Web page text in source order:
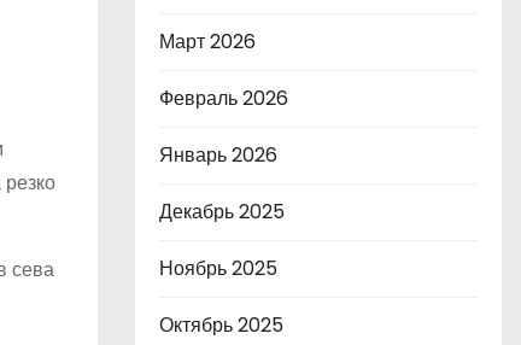
сева
Март 2026
Февраль 2026
Январь 2026
Декабрь 2025
Ноябрь 2025
Октябрь 2025